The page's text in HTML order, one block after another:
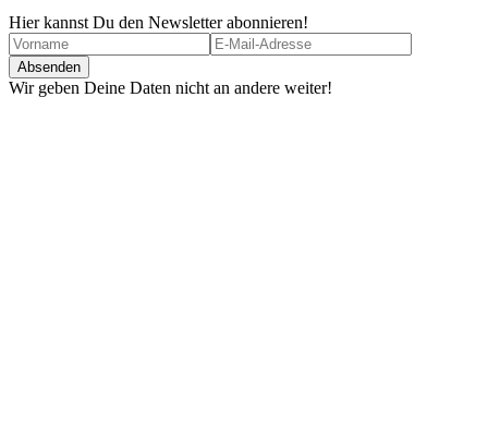
Hier kannst Du den Newsletter abonnieren!
Wir geben Deine Daten nicht an andere weiter!